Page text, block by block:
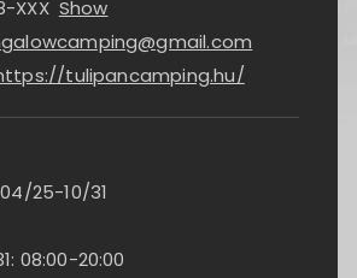
XXX Show
tulipancamping.hu/
25-10/31
08:00-20:00